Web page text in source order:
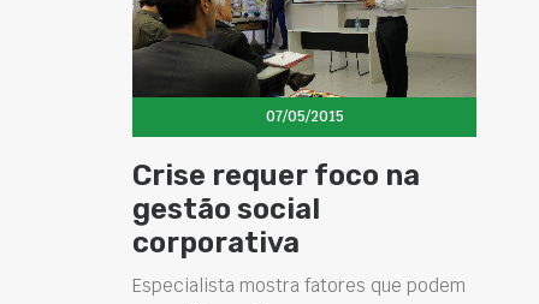
07/05/2015
Crise requer foco na
gestão social
corporativa
Especialista mostra fatores que podem